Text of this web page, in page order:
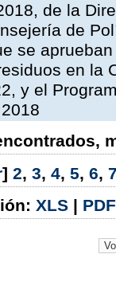
de la
de
se
en la
y el
] 2, 3, 4, 5, 6,
XLS | PDF